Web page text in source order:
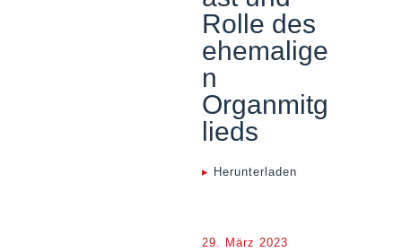
Rolle des
ehemalige
n
Organmitg
lieds
▸ Herunterladen
29. März 2023